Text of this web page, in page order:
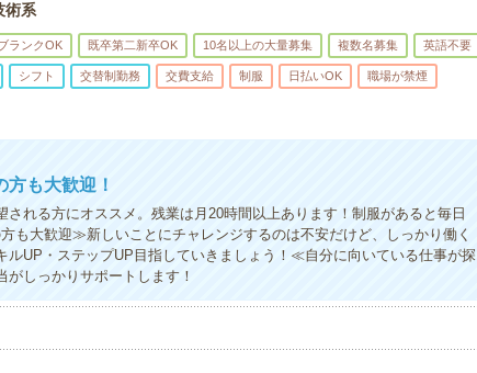
術系
ランクOK 既卒第二新卒OK 10名以上の大量募集 複数名募集 英語不要
シフト 交替制勤務 交費支給 制服 日払いOK 職場が禁煙
も大歓迎！
れる方にオススメ。残業は月20時間以上あります！制服があると毎日
も大歓迎≫新しいことにチャレンジするのは不安だけど、しっかり働く
ルUP・ステップUP目指していきましょう！≪自分に向いている仕事が探
しっかりサポートします！